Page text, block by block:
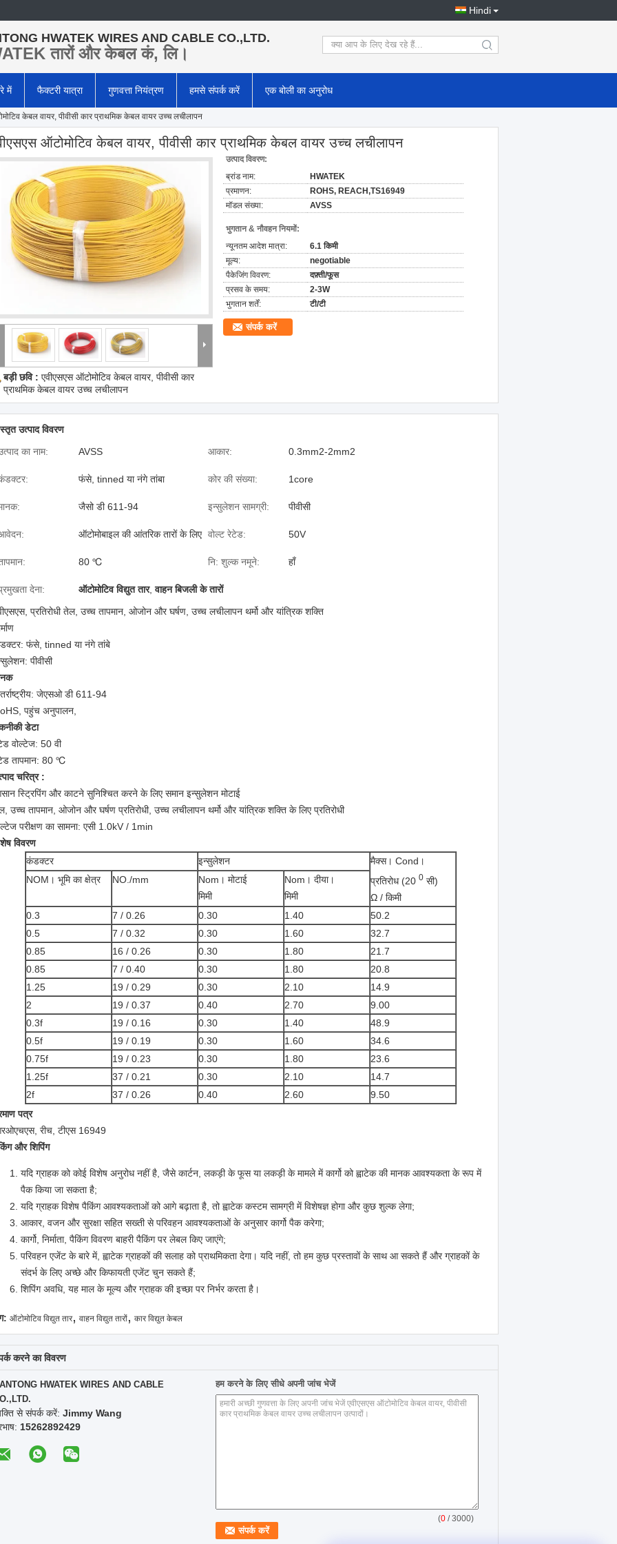
Hindi
HWATEK WIRES AND CABLE CO.,LTD.
तारों और केबल कं, लि। search
में फैक्टरी यात्रा गुणवत्ता नियंत्रण हमसे संपर्क करें एक बोली का अनुरोध
केबल वायर, पीवीसी कार प्राथमिक केबल वायर उच्च लचीलापन
ऑटोमोटिव केबल वायर, पीवीसी कार प्राथमिक केबल वायर उच्च लचीलापन
बड़ी छवि : एवीएसएस ऑटोमोटिव केबल वायर, पीवीसी कार
प्राथमिक केबल वायर उच्च लचीलापन
उत्पाद विवरण:
ब्रांड नाम:
HWATEK
प्रमाणन:
ROHS, REACH,TS16949
मॉडल संख्या:
AVSS
भुगतान & नौवहन नियमों:
न्यूनतम आदेश मात्रा:
6.1 किमी
मूल्य:
negotiable
पैकेजिंग विवरण:
दफ़्ती/फूस
प्रसव के समय:
2-3W
भुगतान शर्तें:
टी/टी
संपर्क करें
उत्पाद विवरण
का नाम:
AVSS आकार: 0.3mm2-2mm2
फंसे, tinned या नंगे तांबा कोर की संख्या: 1core
जैसो डी 611-94 इन्सुलेशन सामग्री: पीवीसी
ऑटोमोबाइल की आंतरिक तारों के लिए वोल्ट रेटेड: 50V
80 ℃ नि: शुल्क नमूने: हाँ
देना: ऑटोमोटिव विद्युत तार,वाहन बिजली के तारों
प्रतिरोधी तेल, उच्च तापमान, ओजोन और घर्षण, उच्च लचीलापन थर्मो और यांत्रिक शक्ति
फंसे, tinned या नंगे तांबे
पीवीसी
जेएसओ डी 611-94
पहुंच अनुपालन,
डेटा
वोल्टेज: 50 वी
तापमान: 80 ℃
चरित्र :
स्ट्रिपिंग और काटने सुनिश्चित करने के लिए समान इन्सुलेशन मोटाई
उच्च तापमान, ओजोन और घर्षण प्रतिरोधी, उच्च लचीलापन थर्मो और यांत्रिक शक्ति के लिए प्रतिरोधी
परीक्षण का सामना: एसी 1.0kV / 1min
विवरण
कंडक्टर
इन्सुलेशन
मैक्स। Cond।
प्रतिरोध (20 0सी)
Ω / किमी
NOM। भूमि का क्षेत्र NO./mm
Nom। मोटाई
मिमी
Nom। दीया।
मिमी
0.3
7 / 0.26 0.30 1.40
50.2
0.5
7 / 0.32 0.30 1.60
32.7
0.85
16 / 0.26 0.30 1.80
21.7
0.85
7 / 0.40 0.30 1.80
20.8
1.25
19 / 0.29 0.30 2.10
14.9
2
19 / 0.37 0.40 2.70
9.00
0.3f
19 / 0.16 0.30 1.40
48.9
0.5f
19 / 0.19 0.30 1.60
34.6
0.75f
19 / 0.23 0.30 1.80
23.6
1.25f
37 / 0.21 0.30 2.10
14.7
2f
37 / 0.26 0.40 2.60
9.50
पत्र
रीच, टीएस 16949
और शिपिंग
यदि ग्राहक को कोई विशेष अनुरोध नहीं है, जैसे कार्टन, लकड़ी के फूस या लकड़ी के मामले में कार्गो को ह्वाटेक की मानक आवश्यकता के रूप में
पैक किया जा सकता है;
यदि ग्राहक विशेष पैकिंग आवश्यकताओं को आगे बढ़ाता है, तो ह्वाटेक कस्टम सामग्री में विशेषज्ञ होगा और कुछ शुल्क लेगा;
आकार, वजन और सुरक्षा सहित सख्ती से परिवहन आवश्यकताओं के अनुसार कार्गो पैक करेगा;
कार्गो, निर्माता, पैकिंग विवरण बाहरी पैकिंग पर लेबल किए जाएंगे;
परिवहन एजेंट के बारे में, ह्वाटेक ग्राहकों की सलाह को प्राथमिकता देगा। यदि नहीं, तो हम कुछ प्रस्तावों के साथ आ सकते हैं और ग्राहकों के
संदर्भ के लिए अच्छे और किफायती एजेंट चुन सकते हैं;
शिपिंग अवधि, यह माल के मूल्य और ग्राहक की इच्छा पर निर्भर करता है।
ऑटोमोटिव विद्युत तार, वाहन विद्युत तारों, कार विद्युत केबल
करने का विवरण
HWATEK WIRES AND CABLE
से संपर्क करें: Jimmy Wang
15262892429
हम करने के लिए सीधे अपनी जांच भेजें
(0 / 3000)